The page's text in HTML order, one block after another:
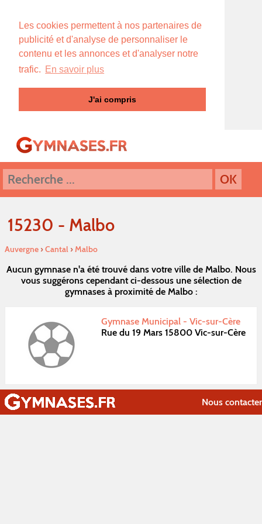
Les cookies permettent à nos partenaires de
publicité et d'analyse de personnaliser le
contenu et les annonces et d'analyser notre
trafic. En savoir plus
J'ai compris
15230 - Malbo
Auvergne›Cantal›Malbo
Aucun gymnase n'a été trouvé dans votre ville de Malbo. Nous
vous suggérons cependant ci-dessous une sélection de
gymnases à proximité de Malbo :
Gymnase Municipal - Vic-sur-Cère
Rue du 19 Mars 15800 Vic-sur-Cère
Nous contacter